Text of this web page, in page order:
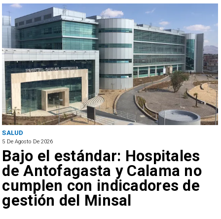
Hospitales
y Calama no
de
Universidad
inaugura
acceso
Campus